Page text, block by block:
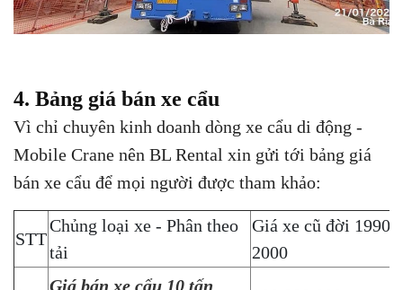
4. Bảng giá bán xe cẩu
Vì chỉ chuyên kinh doanh dòng xe cẩu di động -
Mobile Crane nên BL Rental xin gửi tới bảng giá
bán xe cẩu để mọi người được tham khảo:
STT
Chủng loại xe - Phân theo
tải
Giá xe cũ đời 1990-
2000
Giá bán xe cẩu 10 tấn